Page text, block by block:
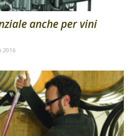
anche per vini
2016